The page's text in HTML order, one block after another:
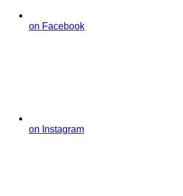
on Facebook
on Instagram